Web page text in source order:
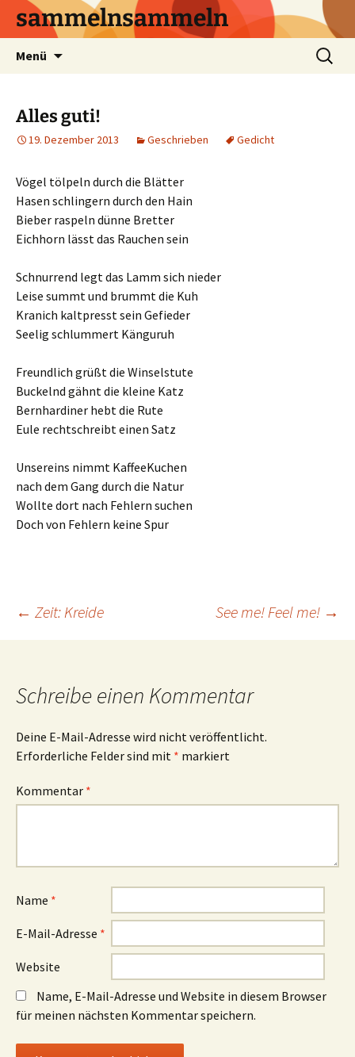
sammelnsammeln
Menü
Suchen
nach:
Alles guti!
19. Dezember 2013 Geschrieben Gedicht
Vögel tölpeln durch die Blätter
Hasen schlingern durch den Hain
Bieber raspeln dünne Bretter
Eichhorn lässt das Rauchen sein
Schnurrend legt das Lamm sich nieder
Leise summt und brummt die Kuh
Kranich kaltpresst sein Gefieder
Seelig schlummert Känguruh
Freundlich grüßt die Winselstute
Buckelnd gähnt die kleine Katz
Bernhardiner hebt die Rute
Eule rechtschreibt einen Satz
Unsereins nimmt KaffeeKuchen
nach dem Gang durch die Natur
Wollte dort nach Fehlern suchen
Doch von Fehlern keine Spur
Beitrags-
← Zeit: Kreide See me! Feel me! →
Schreibe einen Kommentar
Deine E-Mail-Adresse wird nicht veröffentlicht.
Erforderliche Felder sind mit * markiert
Kommentar *
Name *
E-Mail-Adresse *
Website
Name, E-Mail-Adresse und Website in diesem Browser
für meinen nächsten Kommentar speichern.